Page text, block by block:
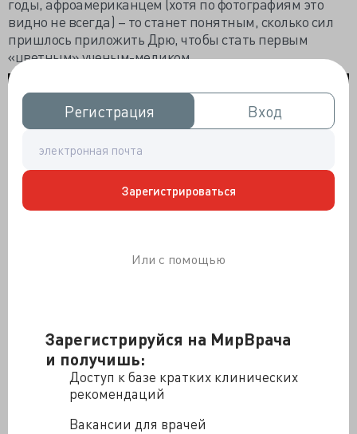
Зарегистрируйся на МирВрача
и получишь:
Доступ к базе кратких клинических
рекомендаций
Вакансии для врачей
Регистрация
Регистрация Вход
Вход
Зарегистрироваться
Или с помощью
видно не всегда) – то станет понятным, сколько сил
пришлось приложить Дрю, чтобы стать первым
«цветным» ученым-медиком.